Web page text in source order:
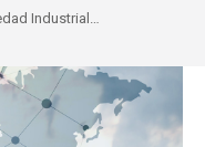
Industrial…